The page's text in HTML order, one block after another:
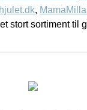
,
stort sortiment til